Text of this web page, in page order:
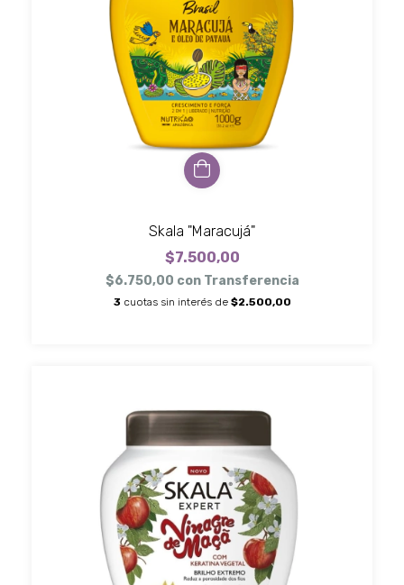
Skala "Maracujá"
$7.500,00
$6.750,00 con Transferencia
3 cuotas sin interés de $2.500,00